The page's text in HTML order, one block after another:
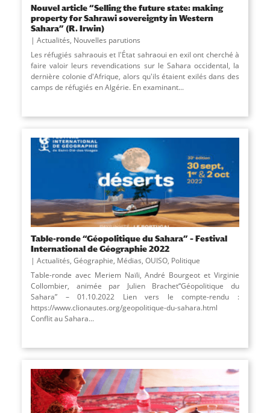
Nouvel article “Selling the future state: making
property for Sahrawi sovereignty in Western
Sahara” (R. Irwin)
Actualités, Nouvelles parutions
Les réfugiés sahraouis et l'État sahraoui en exil ont cherché à
faire valoir leurs revendications sur le Sahara occidental, la
dernière colonie d'Afrique, alors qu'ils étaient exilés dans des
camps de réfugiés en Algérie. En examinant...
Table-ronde “Géopolitique du Sahara” – Festival
International de Géographie 2022
Actualités, Géographie, Médias, OUISO, Politique
Table-ronde avec Meriem Naïli, André Bourgeot et Virginie
Collombier, animée par Julien Brachet“Géopolitique du
Sahara” – 01.10.2022 Lien vers le compte-rendu :
https://www.clionautes.org/geopolitique-du-sahara.html
Conflit au Sahara...